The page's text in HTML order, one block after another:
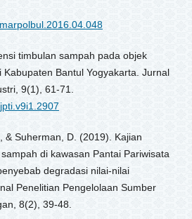
timbulan sampah pada objek
Bantul Yogyakarta. Jurnal
9(1), 61-71.
& Suherman, D. (2019). Kajian
di kawasan Pantai Pariwisata
degradasi nilai-nilai
Penelitian Pengelolaan Sumber
8(2), 39-48.